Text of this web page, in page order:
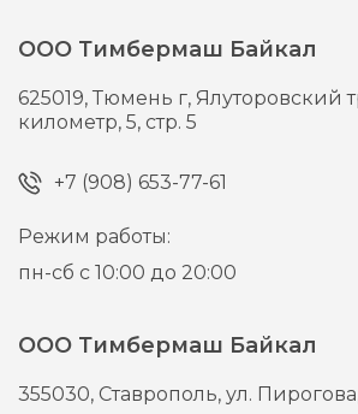
ООО Тимбермаш Байкал
625019,Тюмень г, Ялуторовский
километр, 5, стр. 5
+7 (908) 653-77-61
Режим работы:
пн-сб с 10:00 до 20:00
ООО Тимбермаш Байкал
355030, Ставрополь,ул.